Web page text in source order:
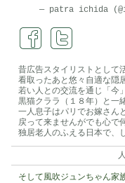
引退したスタイリストの隠居
— patra ichida
昔広告スタイリストとして
看取ったあと悠々自適な隠
若い人との交流を通じ「今
黒猫クララ（１８年）と一
一人息子はパリでお嫁さん
戻って来ませんがでも心で
独居老人のふえる日本で、
そして風吹ジュンちゃん家